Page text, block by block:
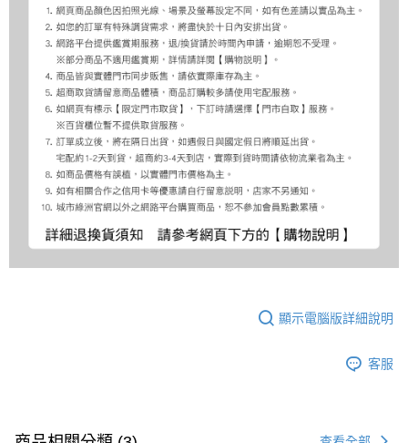
顯示電腦版詳細說明
客服